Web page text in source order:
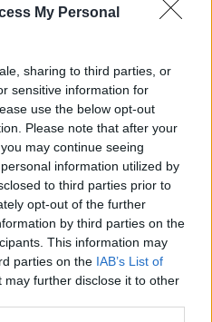
My Personal
sharing to third parties, or
sensitive information for
use the below opt-out
Please note that after your
may continue seeing
information utilized by
to third parties prior to
opt-out of the further
by third parties on the
This information may
parties on the IAB’s List of
may further disclose it to other
καθώς η
κιβώτιο.
συντήρηση